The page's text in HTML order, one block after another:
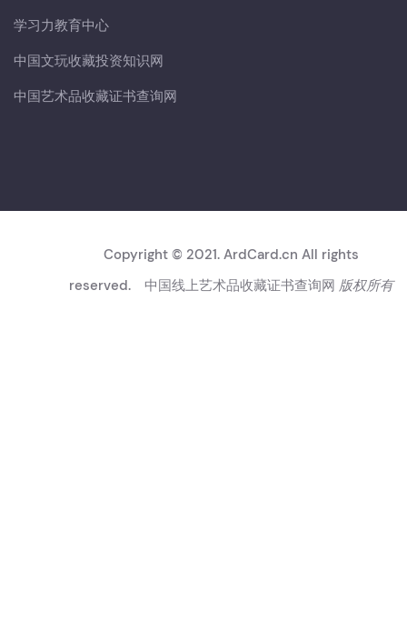
学习力教育中心
中国文玩收藏投资知识网
中国艺术品收藏证书查询网
Copyright © 2021. ArdCard.cn All rights
reserved. 中国线上艺术品收藏证书查询网 版权所有